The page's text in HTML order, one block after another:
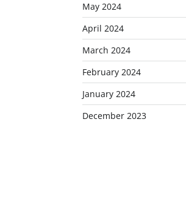
May 2024
April 2024
March 2024
February 2024
January 2024
December 2023